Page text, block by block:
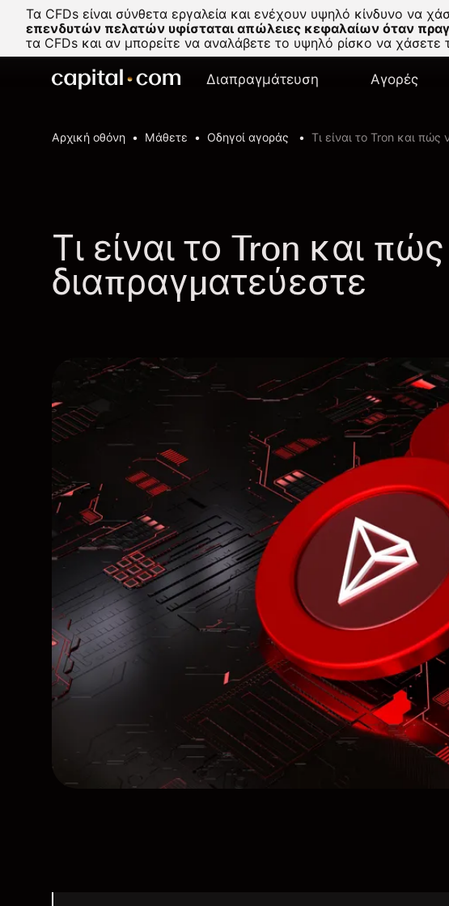
Τα CFDs είναι σύνθετα εργαλεία και ενέχουν υψηλό κίνδυνο να
επενδυτών πελατών υφίσταται απώλειες κεφαλαίων όταν
τα CFDs και αν μπορείτε να αναλάβετε το υψηλό ρίσκο να
Διαπραγμάτευση Αγορές
Αρχική οθόνη Μάθετε Οδηγοί αγοράς Τι είναι το Tron και
Τι είναι το Tron και
διαπραγματεύεστε